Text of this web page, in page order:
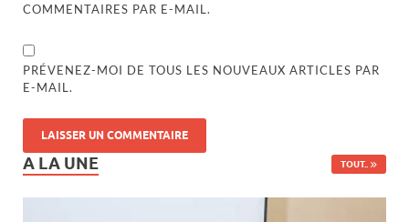
COMMENTAIRES PAR E-MAIL.
PRÉVENEZ-MOI DE TOUS LES NOUVEAUX ARTICLES PAR
E-MAIL.
A LA UNE TOUT..